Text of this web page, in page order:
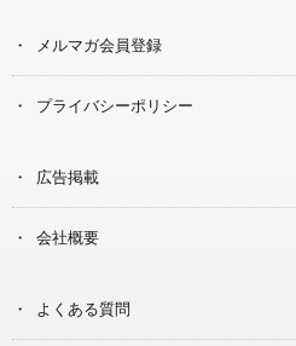
メルマガ会員登録
プライバシーポリシー
広告掲載
会社概要
よくある質問